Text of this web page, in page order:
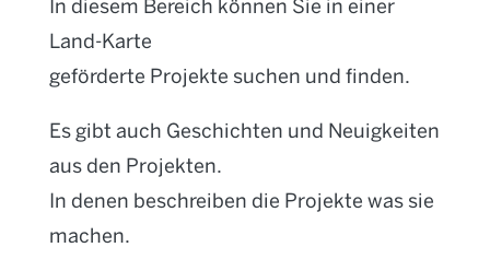
In diesem Bereich können Sie in einer
Land-Karte
geförderte Projekte suchen und finden.
Es gibt auch Geschichten und Neuigkeiten
aus den Projekten.
In denen beschreiben die Projekte was sie
machen.